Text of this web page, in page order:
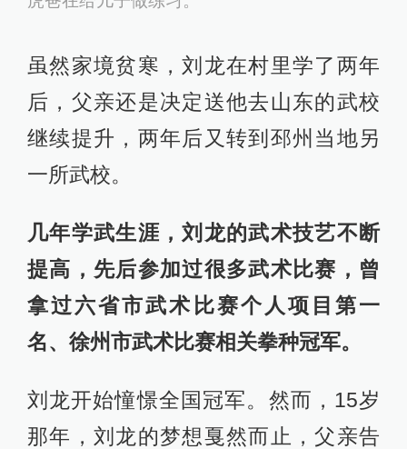
虽然家境贫寒，刘龙在村里学了两年
后，父亲还是决定送他去山东的武校
继续提升，两年后又转到邳州当地另
一所武校。
几年学武生涯，刘龙的武术技艺不断
提高，先后参加过很多武术比赛，曾
拿过六省市武术比赛个人项目第一
名、徐州市武术比赛相关拳种冠军。
刘龙开始憧憬全国冠军。然而，15岁
那年，刘龙的梦想戛然而止，父亲告